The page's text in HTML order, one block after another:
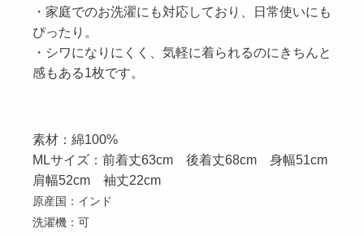
・家庭でのお洗濯にも対応しており、日常使いにも
ぴったり。
・シワになりにくく、気軽に着られるのにきちんと
感もある1枚です。
素材：綿100%
MLサイズ：前着丈63cm 後着丈68cm 身幅51cm
肩幅52cm 袖丈22cm
原産国：インド
洗濯機：可